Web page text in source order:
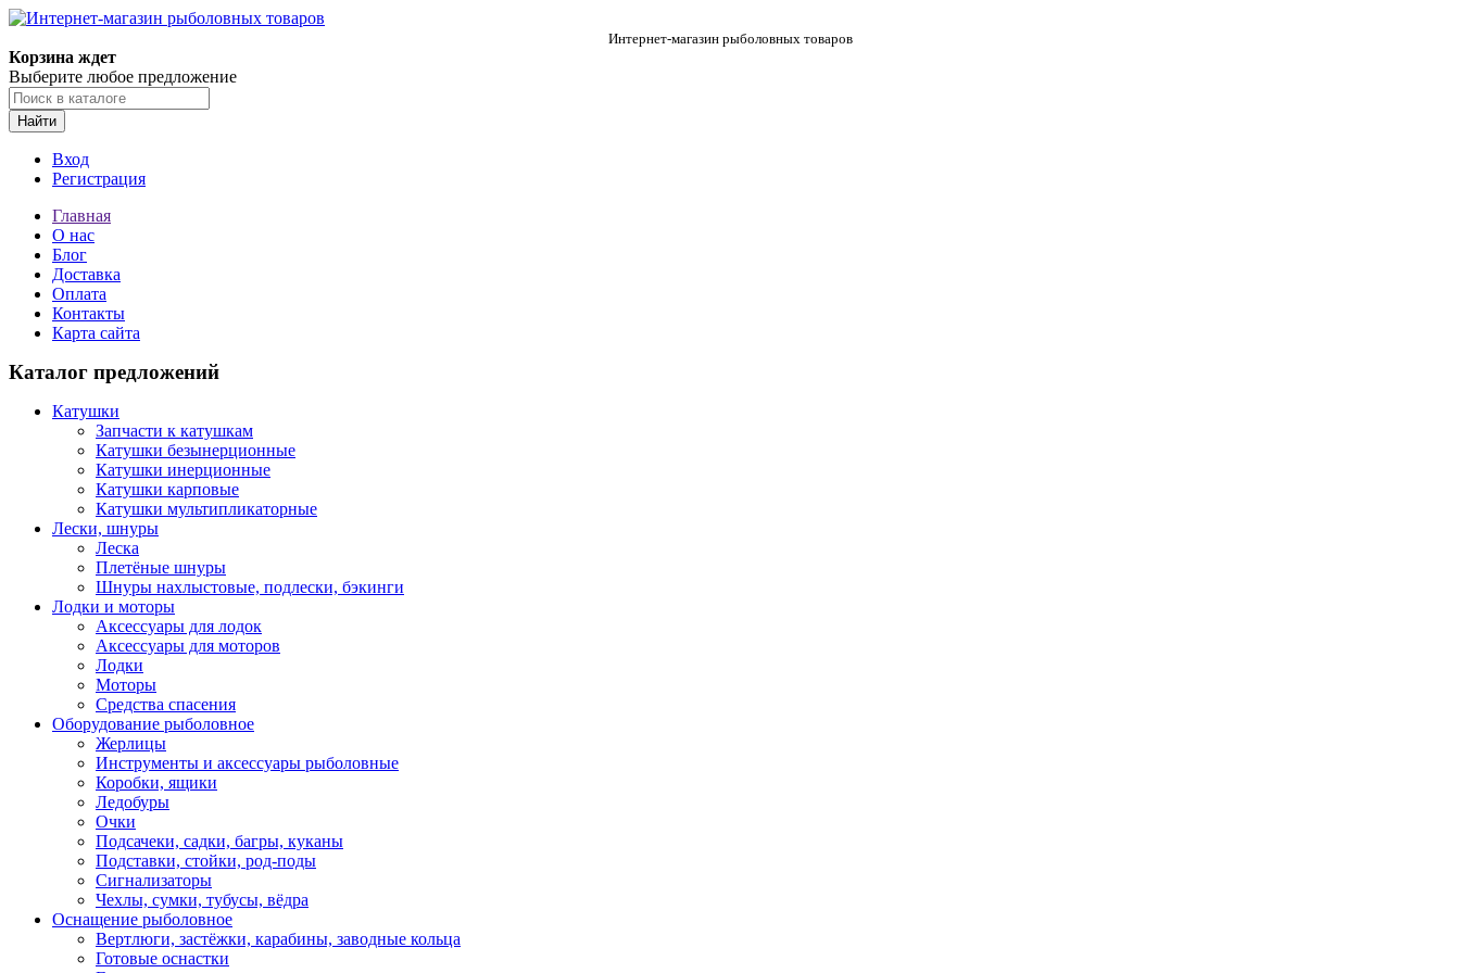
Интернет-магазин рыболовных товаров
Корзина ждет
Выберите любое предложение
Найти
Вход
Регистрация
Главная
О нас
Блог
Доставка
Оплата
Контакты
Карта сайта
Каталог предложений
Катушки
Запчасти к катушкам
Катушки безынерционные
Катушки инерционные
Катушки карповые
Катушки мультипликаторные
Лески, шнуры
Леска
Плетёные шнуры
Шнуры нахлыстовые, подлески, бэкинги
Лодки и моторы
Аксессуары для лодок
Аксессуары для моторов
Лодки
Моторы
Средства спасения
Оборудование рыболовное
Жерлицы
Инструменты и аксессуары рыболовные
Коробки, ящики
Ледобуры
Очки
Подсачеки, садки, багры, куканы
Подставки, стойки, род-поды
Сигнализаторы
Чехлы, сумки, тубусы, вёдра
Оснащение рыболовное
Вертлюги, застёжки, карабины, заводные кольца
Готовые оснастки